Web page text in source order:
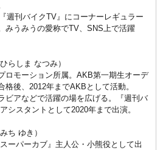
週刊バイクTV』にコーナーレギュラー
みうみうの愛称でTV、SNS上で活躍
らしま なつみ）
ロモーション所属。AKB第一期生オーデ
格後、2012年までAKBとして活動。
ビアなどで活躍の場を広げる。『週刊バ
シスタントとして2020年まで出演。
ち ゆき）
ーパーカブ』主人公・小熊役として出